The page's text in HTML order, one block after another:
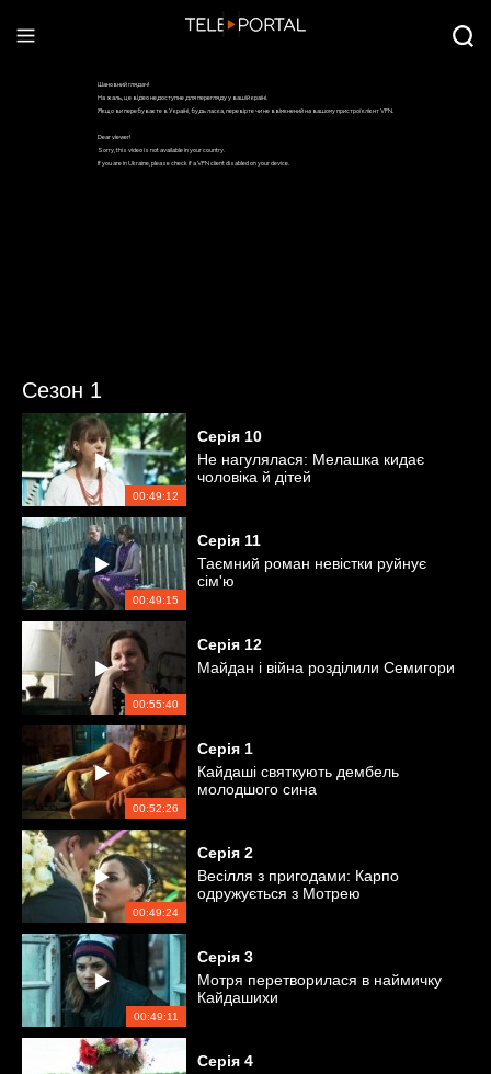
Сезон 1
00:49:12
Серія 10
Не нагулялася: Мелашка кидає
чоловіка й дітей
00:49:15
Серія 11
Таємний роман невістки руйнує
сім'ю
00:55:40
Серія 12
Майдан і війна розділили Семигори
00:52:26
Серія 1
Кайдаші святкують дембель
молодшого сина
00:49:24
Серія 2
Весілля з пригодами: Карпо
одружується з Мотрею
00:49:11
Серія 3
Мотря перетворилася в наймичку
Кайдашихи
Серія 4